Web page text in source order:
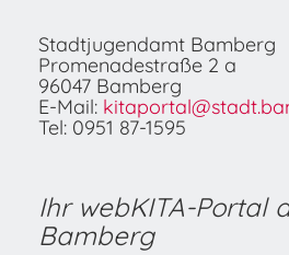
Stadtjugendamt Bamberg
Promenadestraße 2 a
96047 Bamberg
E-Mail:
Tel: 0951 87-1595
Ihr webKITA-Portal
Bamberg